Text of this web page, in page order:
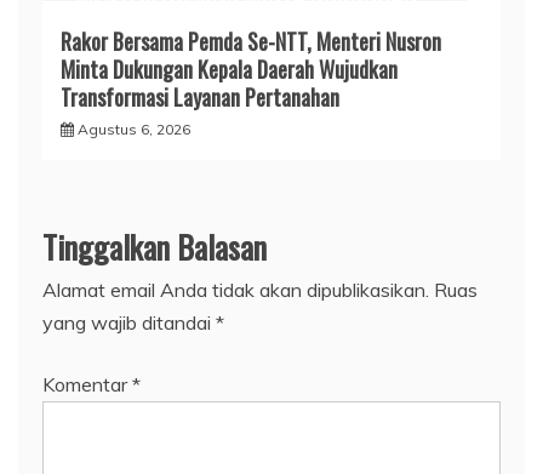
Rakor Bersama Pemda Se-NTT, Menteri Nusron
Minta Dukungan Kepala Daerah Wujudkan
Transformasi Layanan Pertanahan
Agustus 6, 2026
Tinggalkan Balasan
Alamat email Anda tidak akan dipublikasikan. Ruas
yang wajib ditandai *
Komentar*